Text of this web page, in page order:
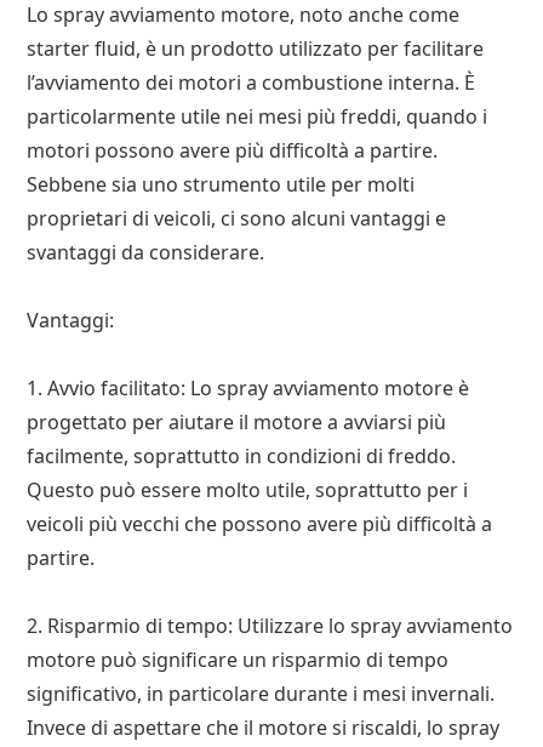
Lo spray avviamento motore, noto anche come
starter fluid, è un prodotto utilizzato per facilitare
l’avviamento dei motori a combustione interna. È
particolarmente utile nei mesi più freddi, quando i
motori possono avere più difficoltà a partire.
Sebbene sia uno strumento utile per molti
proprietari di veicoli, ci sono alcuni vantaggi e
svantaggi da considerare.
Vantaggi:
1. Avvio facilitato: Lo spray avviamento motore è
progettato per aiutare il motore a avviarsi più
facilmente, soprattutto in condizioni di freddo.
Questo può essere molto utile, soprattutto per i
veicoli più vecchi che possono avere più difficoltà a
partire.
2. Risparmio di tempo: Utilizzare lo spray avviamento
motore può significare un risparmio di tempo
significativo, in particolare durante i mesi invernali.
Invece di aspettare che il motore si riscaldi, lo spray